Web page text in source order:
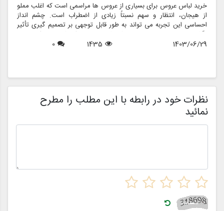
خرید لباس عروس برای بسیاری از عروس ها مراسمی است که اغلب مملو
از هیجان، انتظار و سهم نسبتاً زیادی از اضطراب است. چشم انداز
احساسی این تجربه می تواند به طور قابل توجهی بر تصمیم گیری تأثیر
بگذارد و منجر به انتخاب هایی شود که نه تنها سبک شخصی بلکه عوامل
روانی عمیق تری را نیز منعکس می کند. در این مقاله، روانشناسی خرید
1403/06/29
1435
0
نظرات خود در رابطه با این مطلب را مطرح
نمائید